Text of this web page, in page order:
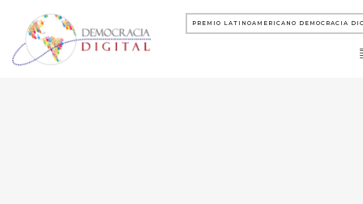
PREMIO LATINOAMERICANO DEMOCRACIA